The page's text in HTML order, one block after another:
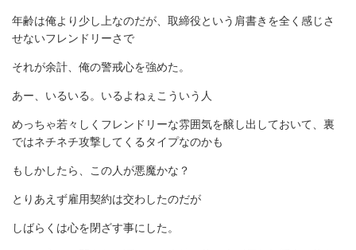
年齢は俺より少し上なのだが、取締役という肩書きを全く感じさ
せないフレンドリーさで
それが余計、俺の警戒心を強めた。
あー、いるいる。いるよねぇこういう人
めっちゃ若々しくフレンドリーな雰囲気を醸し出しておいて、裏
ではネチネチ攻撃してくるタイプなのかも
もしかしたら、この人が悪魔かな？
とりあえず雇用契約は交わしたのだが
しばらくは心を閉ざす事にした。